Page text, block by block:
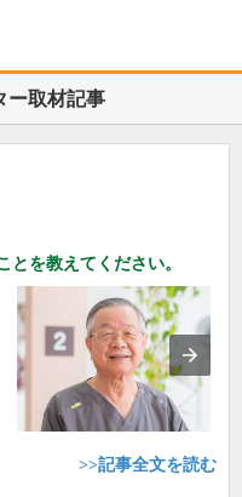
ー取材記事
を教えてください。
>>記事全文を読む